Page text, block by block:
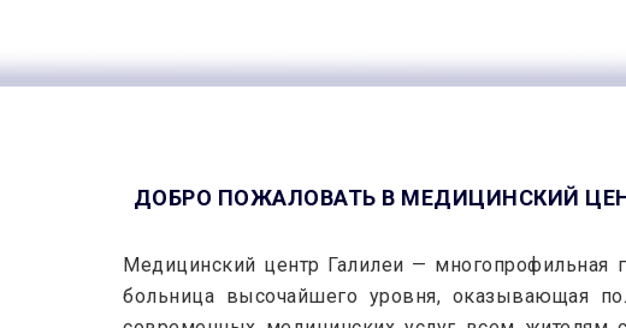
ДОБРО ПОЖАЛОВАТЬ В МЕДИЦИНСКИЙ
Медицинский центр Галилеи — многопрофильная
больница высочайшего уровня, оказывающая